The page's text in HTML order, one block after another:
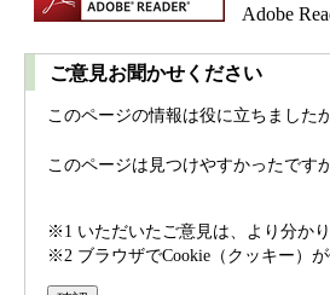
Adobe
ご意見お聞かせください
このページの情報は役に立ちました
このページは見つけやすかったです
※1 いただいたご意見は、より分か
※2 ブラウザでCookie（クッキー）